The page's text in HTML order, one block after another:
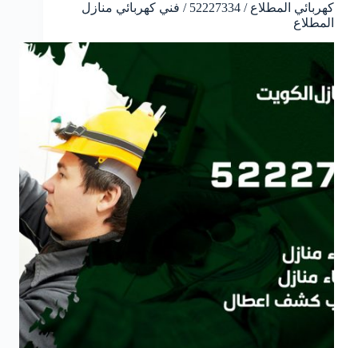
كهربائي المطلاع / 52227334 / فني كهربائي منازل
المطلاع